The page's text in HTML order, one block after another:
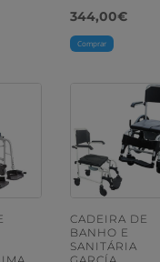
344,00€
Comprar
CADEIRA DE
BANHO E
SANITÁRIA